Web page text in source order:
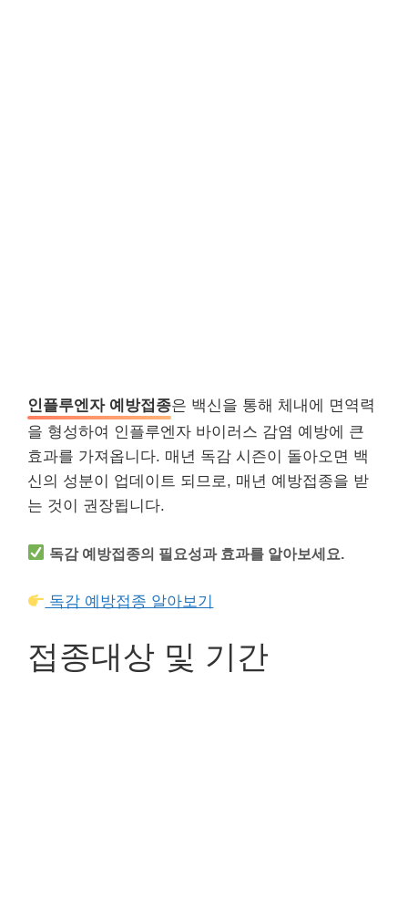
인플루엔자 예방접종은 백신을 통해 체내에 면역력
을 형성하여 인플루엔자 바이러스 감염 예방에 큰
효과를 가져옵니다. 매년 독감 시즌이 돌아오면 백
신의 성분이 업데이트 되므로, 매년 예방접종을 받
는 것이 권장됩니다.
독감 예방접종의 필요성과 효과를 알아보세요.
독감 예방접종 알아보기
접종대상 및 기간